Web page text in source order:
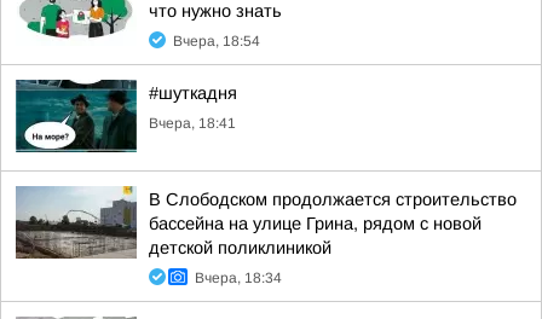
что нужно знать
Вчера, 18:54
#шуткадня
Вчера, 18:41
В Слободском продолжается строительство
бассейна на улице Грина, рядом с новой
детской поликлиникой
Вчера, 18:34